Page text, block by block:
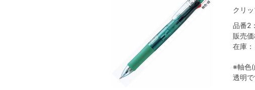
クリ
品番2：
販売価
在庫：
※軸色(
透明で